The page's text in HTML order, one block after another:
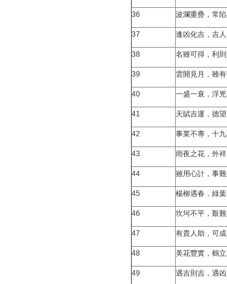
36 波瀾重疊，常
37 逢凶化吉，吉
38 名雖可得，利
39 雲開見月，雖
40 一盛一衰，浮
41 天賦吉運，德
42 事業不專，十
43 雨夜之花，外
44 雖用心計，事
45 楊柳遇春，綠
46 坎坷不平，艱
47 有貴人助，可
48 美花豐實，鶴
49 遇吉則吉，遇